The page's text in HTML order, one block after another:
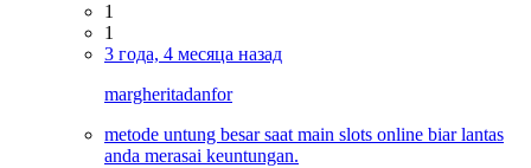
1
1
3 года, 4 месяца назад
margheritadanfor
metode untung besar saat main slots online biar lantas
anda merasai keuntungan.